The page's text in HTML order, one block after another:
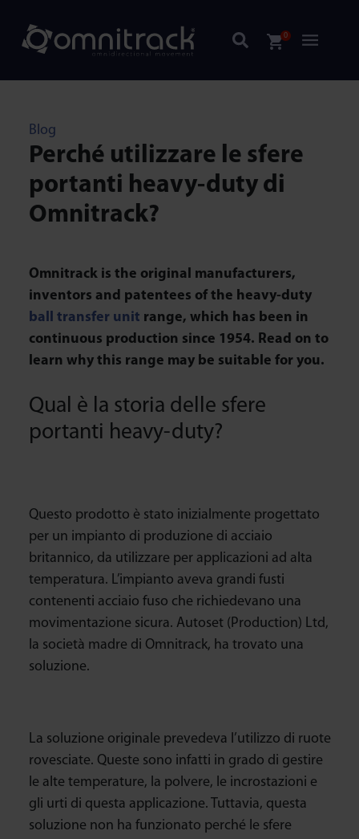
0
Blog
Perché utilizzare le sfere
portanti heavy-duty di
Omnitrack?
Omnitrack is the original manufacturers,
inventors and patentees of the heavy-duty
ball transfer unit range, which has been in
continuous production since 1954. Read on to
learn why this range may be suitable for you.
Qual è la storia delle sfere
portanti heavy-duty?
Questo prodotto è stato inizialmente progettato
per un impianto di produzione di acciaio
britannico, da utilizzare per applicazioni ad alta
temperatura. L’impianto aveva grandi fusti
contenenti acciaio fuso che richiedevano una
movimentazione sicura. Autoset (Production) Ltd,
la società madre di Omnitrack, ha trovato una
soluzione.
La soluzione originale prevedeva l’utilizzo di ruote
rovesciate. Queste sono infatti in grado di gestire
le alte temperature, la polvere, le incrostazioni e
gli urti di questa applicazione. Tuttavia, questa
soluzione non ha funzionato perché le sfere